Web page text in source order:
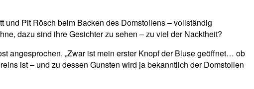
Pit Rösch beim Backen des Domstollens – vollständig
dazu sind ihre Gesichter zu sehen – zu viel der Nacktheit?
angesprochen. „Zwar ist mein erster Knopf der Bluse geöffnet… ob
ist – und zu dessen Gunsten wird ja bekanntlich der Domstollen